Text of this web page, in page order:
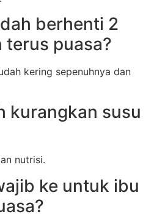
berhenti 2
terus puasa?
kering sepenuhnya dan
kurangkan susu
nutrisi.
ke untuk ibu